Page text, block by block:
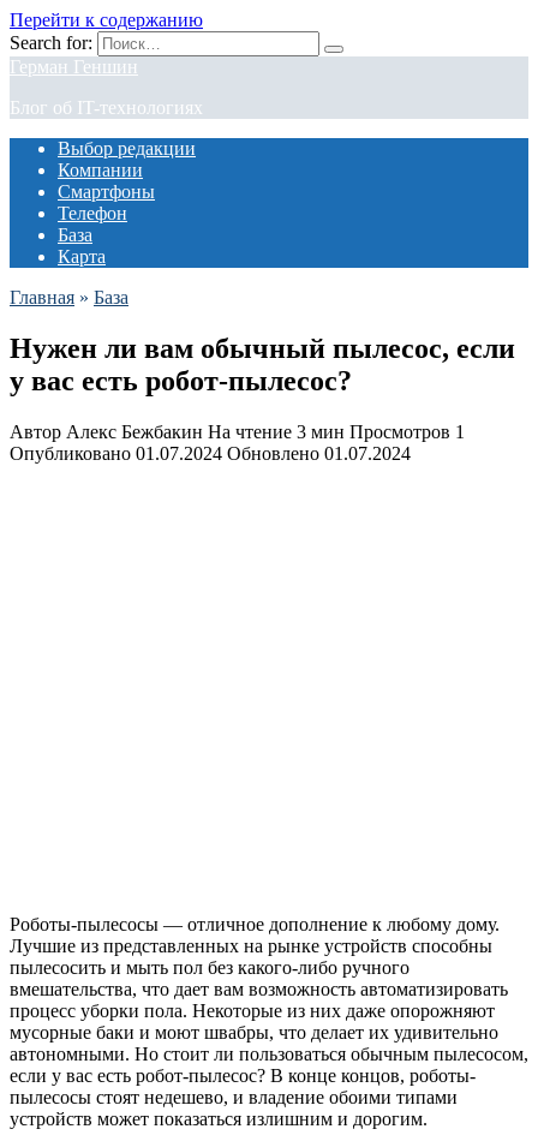
Перейти к содержанию
Search for:
Герман Геншин
Блог об IT-технологиях
Выбор редакции
Компании
Смартфоны
Телефон
База
Карта
Главная » База
Нужен ли вам обычный пылесос, если
у вас есть робот-пылесос?
Автор Алекс Бежбакин На чтение 3 мин Просмотров 1
Опубликовано 01.07.2024 Обновлено 01.07.2024
Роботы-пылесосы — отличное дополнение к любому дому.
Лучшие из представленных на рынке устройств способны
пылесосить и мыть пол без какого-либо ручного
вмешательства, что дает вам возможность автоматизировать
процесс уборки пола. Некоторые из них даже опорожняют
мусорные баки и моют швабры, что делает их удивительно
автономными. Но стоит ли пользоваться обычным пылесосом,
если у вас есть робот-пылесос? В конце концов, роботы-
пылесосы стоят недешево, и владение обоими типами
устройств может показаться излишним и дорогим.